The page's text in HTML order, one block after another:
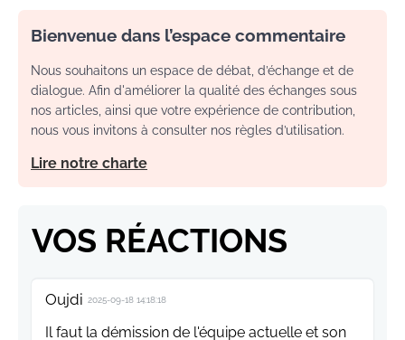
Bienvenue dans l’espace commentaire
Nous souhaitons un espace de débat, d’échange et de
dialogue. Afin d'améliorer la qualité des échanges sous
nos articles, ainsi que votre expérience de contribution,
nous vous invitons à consulter nos règles d’utilisation.
Lire notre charte
VOS RÉACTIONS
Oujdi 2025-09-18 14:18:18
Il faut la démission de l'équipe actuelle et son